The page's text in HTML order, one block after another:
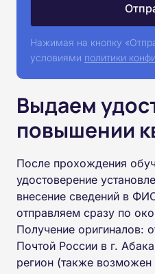
Нажимая на кнопку
условиями политики
Выдаем
повышении
После прохождения
удостоверение
внесение сведений в
отправляем сразу по
Получение оригиналов:
Почтой России в г.
регион (также